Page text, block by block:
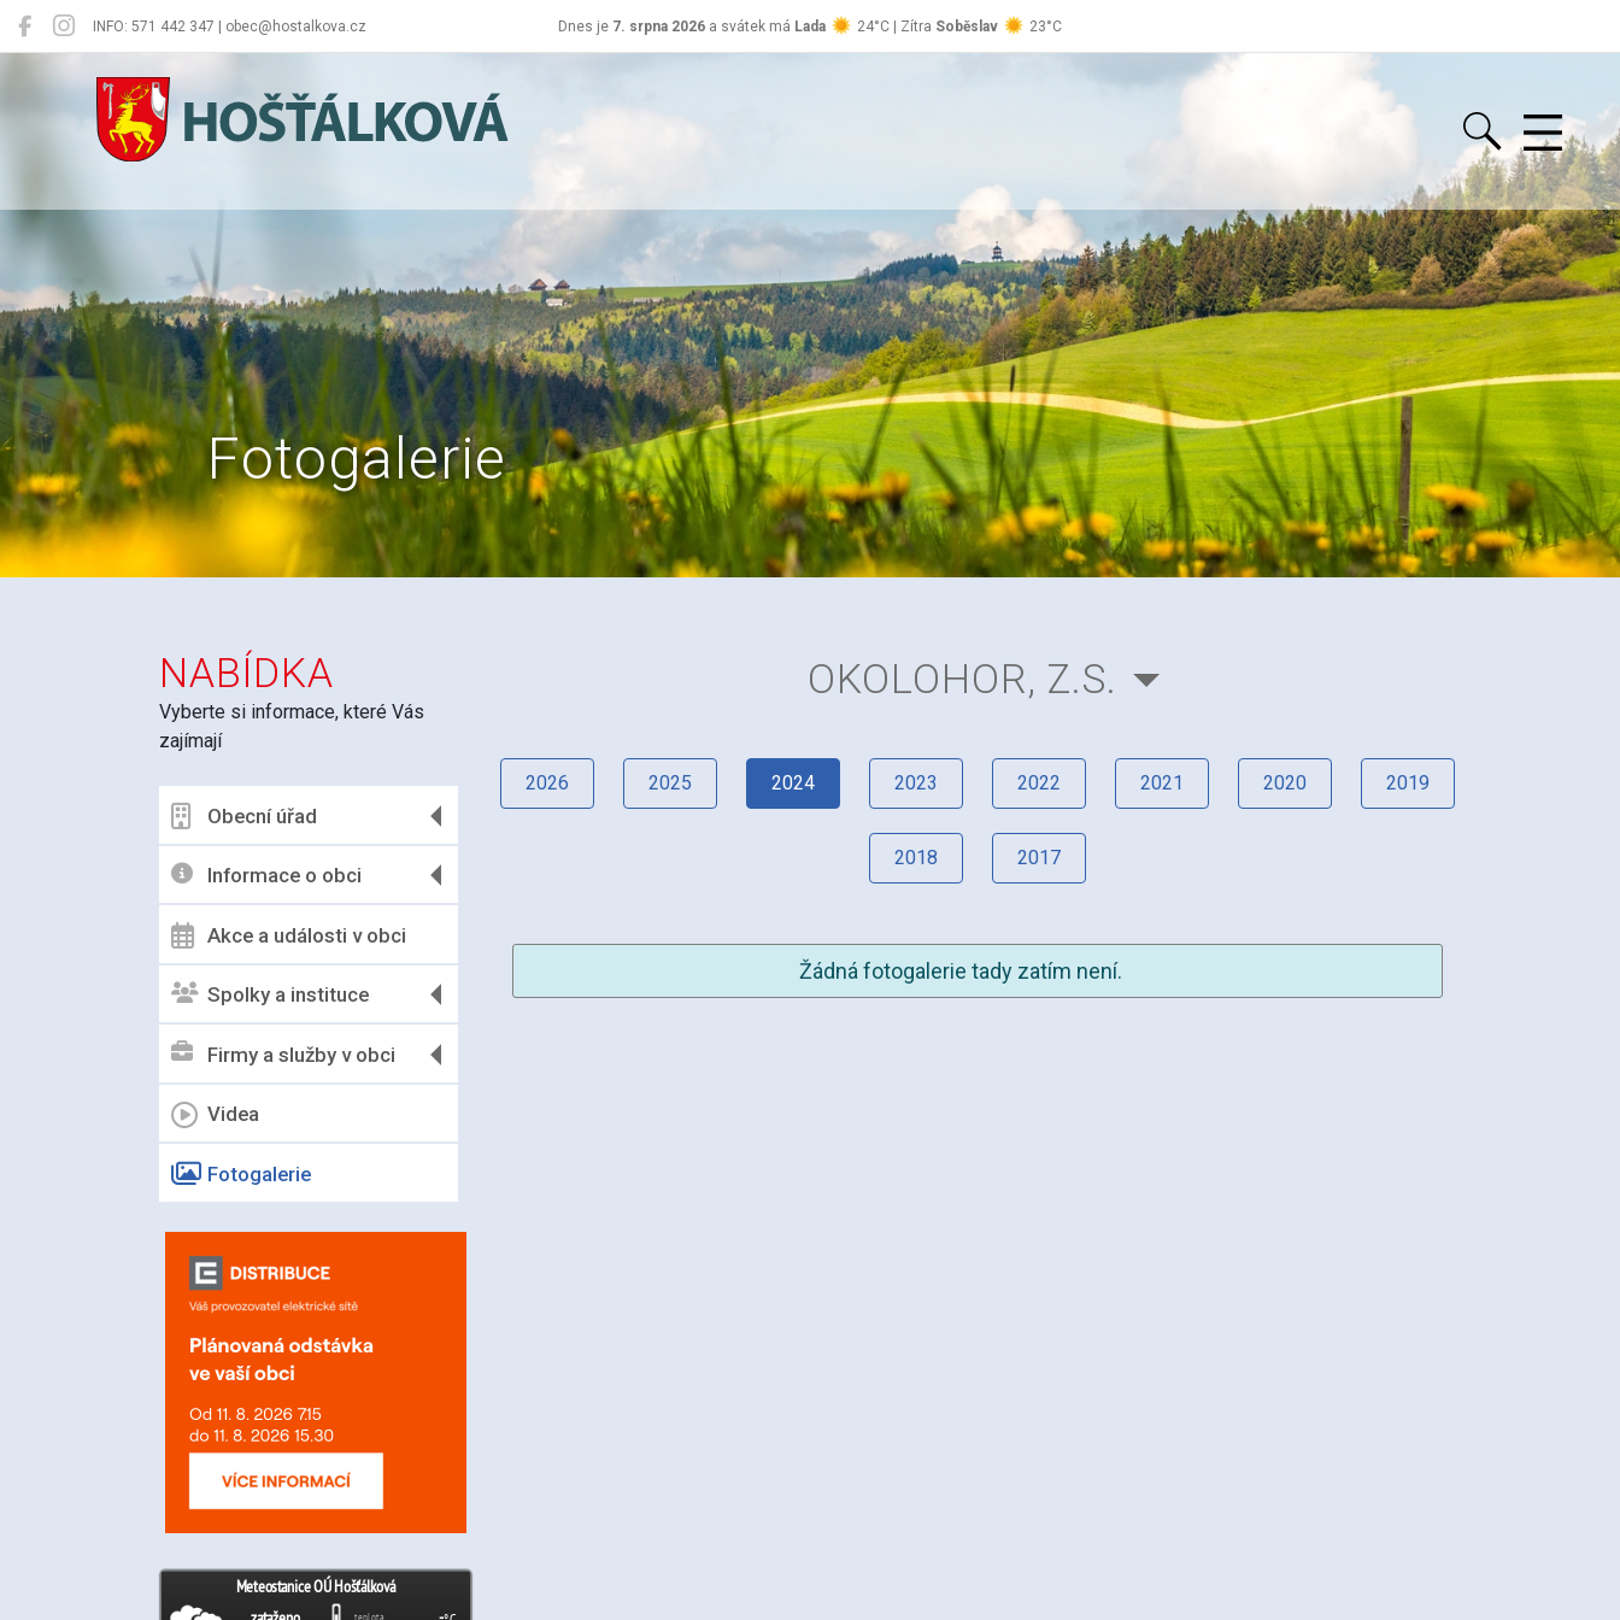
INFO: 571 442 347 | obec@hostalkova.cz Dnes je 7. srpna 2026 a svátek má Lada 24°C | Zítra Soběslav 23°C
Hošťálková
Fotogalerie
NABÍDKA
Vyberte si informace, které Vás
zajímají
Obecní úřad
Informace o obci
Akce a události v obci
Spolky a instituce
Firmy a služby v obci
Videa
Fotogalerie
OKOLOHOR, Z.S.
2026 2025 2024 2023 2022 2021 2020 2019
2018 2017
Žádná fotogalerie tady zatím není.